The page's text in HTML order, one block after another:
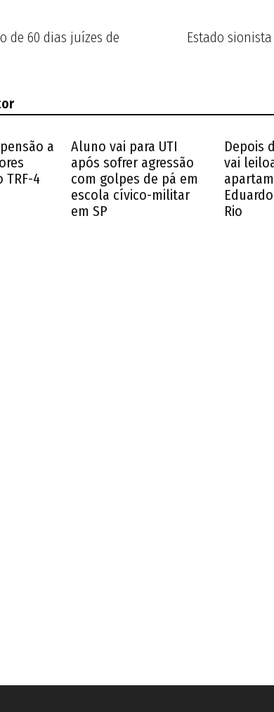
de 60 dias juízes de
Estado
a
4
Aluno vai para UTI
após sofrer agressão
com golpes de pá em
escola cívico-militar
em SP
Depois
vai
Rio